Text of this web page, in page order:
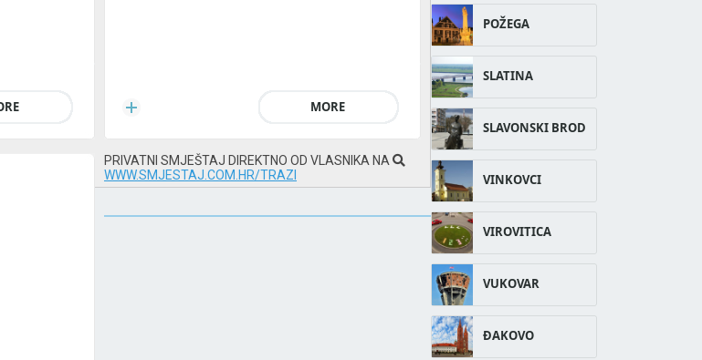
MORE
PRIVATNI SMJEŠTAJ DIREKTNO OD VLASNIKA NA
WWW.SMJESTAJ.COM.HR/TRAZI
POŽEGA
SLATINA
SLAVONSKI BROD
VINKOVCI
VIROVITICA
VUKOVAR
ĐAKOVO